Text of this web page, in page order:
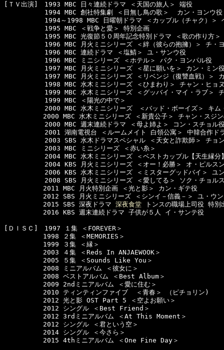
[ＴＶ出演]　1993 MBC 日々連続ドラマ ＜天国の旅人＞ 端役
　　　　　1994 MBC 創社特集劇 ＜目無し鳥の歌＞  カン・ヨンウ
1994～1998 MBC 日曜朝ドラマ ＜カップル（チャク）＞ ヘ
1995 MBC ＜戦争と愛＞ 特別企画
1995 MBC 光復節５０周年記念特別ドラマ ＜歌の作り方＞
1996 MBC 月火ミニシリーズ ＜絆（彼らの抱擁）＞ チ・
1996 MBC 連続ドラマ ＜塩鯖＞ ユ・サンウ役
1996 MBC ミニシリーズ ＜ホテル＞ パク・ヨンパル役
1997 MBC 月火ミニシリーズ ＜星に願いを＞ カン・ミン
1997 MBC 月火ミニシリーズ ＜リベンジ（復讐血戦）＞ カ
1998 MBC 水木ミニシリーズ ＜ひまわり＞ チャン・ヒョ
1999 MBC 水木ミニシリーズ ＜グッバイ・マイ・ラブ＞ チ
1999 MBC ＜陽光の中で＞
　　　　　2000 MBC 水木ミニシリーズ　＜バッド・ボーイズ＞ キ
2000 MBC 水木ミニシリーズ ＜新貴公子＞ チャン・スジンの
2000 MBC 週末連続ドラマ ＜母よ姉よ＞ コン・スチョル
2001 湖南電視台 ＜ルームメイト 白領公寓＞ 中韓合作ド
2003 SBS 水木ドラマスペシャル ＜天女と詐欺師＞ チョ
2003 MBC ミニシリーズ ＜赤い糸＞
　　　　　2004 MBC 水木ミニシリーズ ＜ベストカップル【天生縁
　　　　　2004 KBS 月火ミニシリーズ ＜オー！必勝＞ オ・ピルス
　　　　　2006 KBS 水木ミニシリーズ ＜ミスターグッドバイ＞ ユ
2008 SBS 月火ミニシリーズ ＜愛してる＞ ソク・チョル
2011 MBC 月火特別企画 ＜光と影＞ カン・ギテ役
2012 SBS 月火ミニシリーズ ＜シンイ－信義－＞ ユ・ウンス
2015 SBS 深夜ドラマ 深夜食堂 トンスの職場上司役 特別
2016 KBS 週末連続ドラマ 子供が５人 イ・サンテ役
[ＤＩＳＣ]　1997 １集 ＜FOREVER＞
1998 ２集 ＜MEMORIES＞
1999 ３集 ＜縁＞
2003 ４集 ＜Reds In ANJAEWOOK＞
2005 ５集 ＜Sounds Like You＞
2008 ミニアルバム ＜彼女に＞
2008 ベストアルバム ＜Best Album＞
2009 2ndミニアルバム ＜愛に住む＞
2010 ティンティンファイブ  ＜青春＞ （ピチョリン)
2012 光と影 OST Part 5 ＜空よお願い＞
2012 シングル ＜Best Friend＞
2012 3rdミニアルバム ＜At This Moment＞
2012 シングル ＜君という空＞
2014 シングル ＜今さら＞
2015 4thミニアルバム ＜One Fine Day＞